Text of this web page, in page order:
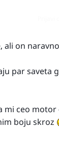
on
par saveta
mi ceo
boju skroz